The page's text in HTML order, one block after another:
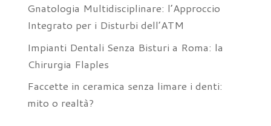
Gnatologia Multidisciplinare: l’Approccio
Integrato per i Disturbi dell’ATM
Impianti Dentali Senza Bisturi a Roma: la
Chirurgia Flaples
Faccette in ceramica senza limare i denti:
mito o realtà?